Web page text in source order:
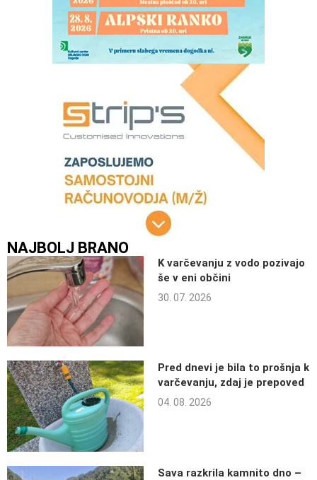
NAJBOLJ BRANO
K varčevanju z vodo pozivajo
še v eni občini
30. 07. 2026
Pred dnevi je bila to prošnja k
varčevanju, zdaj je prepoved
04. 08. 2026
Sava razkrila kamnito dno –